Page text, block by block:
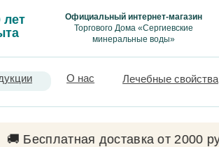
Лечебные свойства
О нас
Официальный интернет-магазин
Торгового Дома «Сергиевские
минеральные воды»
лет
доставка от 2000 рублей